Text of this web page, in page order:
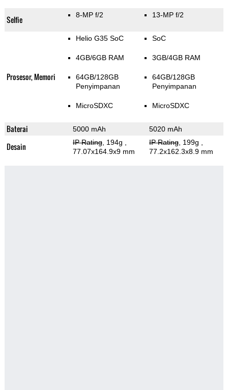
Selfie 8-MP f/2 13-MP f/2
Prosesor, Memori
Helio G35 SoC
4GB/6GB RAM
64GB/128GB
Penyimpanan
MicroSDXC
SoC
3GB/4GB RAM
64GB/128GB
Penyimpanan
MicroSDXC
Baterai 5000 mAh 5020 mAh
Desain IP Rating, 194g
77.07x164.9x9 mm
IP Rating, 199g
77.2x162.3x8.9 mm